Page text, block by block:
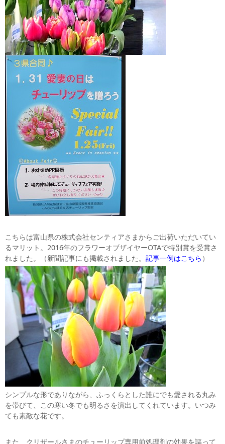
こちらは富山県の株式会社センティアさまからご出荷いただいてい
るマリット。2016年のフラワーオブザイヤーOTAで特別賞を受賞さ
れました。（新聞記事にも掲載されました。 記事一例はこちら ）
シンプルな形でありながら、ふっくらとした誰にでも愛される丸み
を帯びて、この寒い冬でも明るさを演出してくれています。いつみ
ても素敵な花です。
また、クリザールさまのチューリップ専用前処理剤の効果を謳って